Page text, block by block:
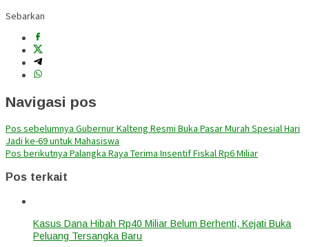
Sebarkan
Navigasi pos
Pos sebelumnya Gubernur Kalteng Resmi Buka Pasar Murah Spesial Hari
Jadi ke-69 untuk Mahasiswa
Pos berikutnya Palangka Raya Terima Insentif Fiskal Rp6 Miliar
Pos terkait
Kasus Dana Hibah Rp40 Miliar Belum Berhenti, Kejati Buka
Peluang Tersangka Baru